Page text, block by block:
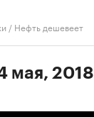
/ Нефть дешевеет
мая, 2018